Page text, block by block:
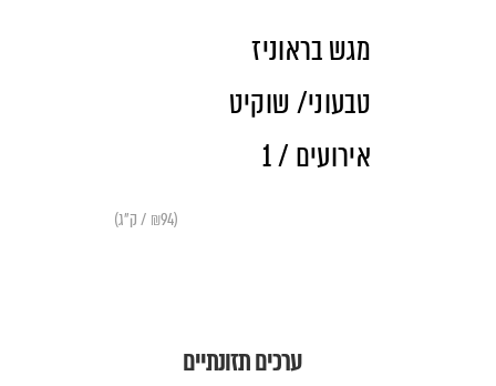
מגש בראוניז
טבעוני/ שוקיט
אירועים / 1
(₪94 / ק"ג)
ערכים תזונתיים